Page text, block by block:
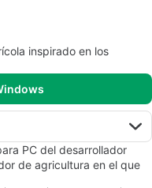
inspirado en los
PC del desarrollador
de agricultura en el que